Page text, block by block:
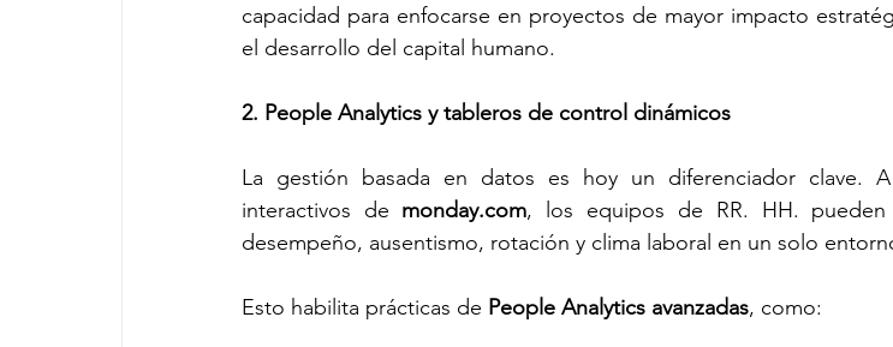
capacidad para enfocarse en proyectos de mayor impacto
el desarrollo del capital humano.
2. People Analytics y tableros de control dinámicos
La gestión basada en datos es hoy un diferenciador clave.
interactivos de monday.com, los equipos de RR. HH. pueden
desempeño, ausentismo, rotación y clima laboral en un solo
Esto habilita prácticas de People Analytics avanzadas, como: